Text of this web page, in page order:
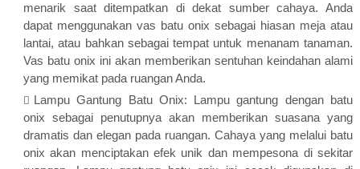
menarik saat ditempatkan di dekat sumber cahaya. Anda
dapat menggunakan vas batu onix sebagai hiasan meja atau
lantai, atau bahkan sebagai tempat untuk menanam tanaman.
Vas batu onix ini akan memberikan sentuhan keindahan alami
yang memikat pada ruangan Anda.
Lampu Gantung Batu Onix: Lampu gantung dengan batu
onix sebagai penutupnya akan memberikan suasana yang
dramatis dan elegan pada ruangan. Cahaya yang melalui batu
onix akan menciptakan efek unik dan mempesona di sekitar